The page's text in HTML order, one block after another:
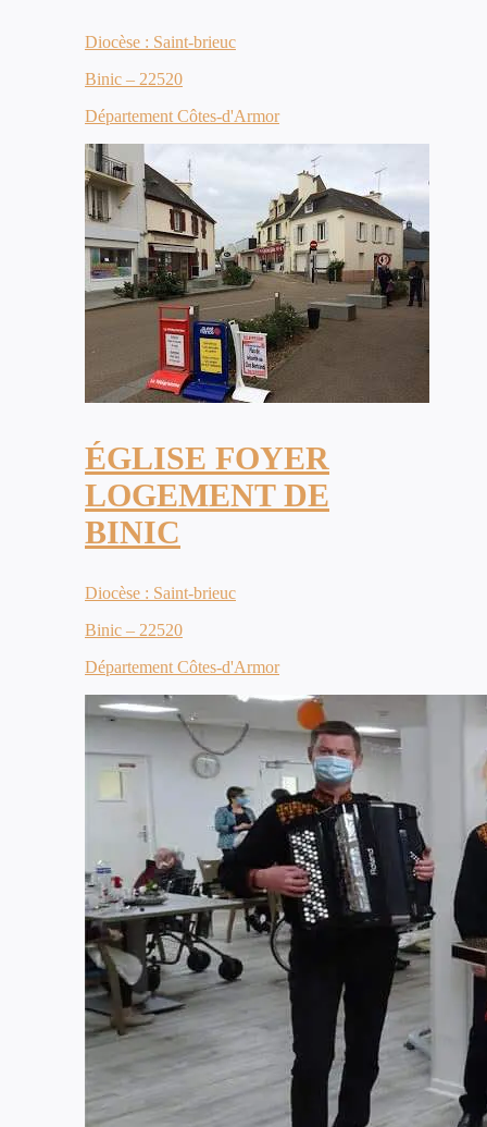
Diocèse : Saint-brieuc
Binic – 22520
Département Côtes-d'Armor
ÉGLISE FOYER
LOGEMENT DE
BINIC
Diocèse : Saint-brieuc
Binic – 22520
Département Côtes-d'Armor